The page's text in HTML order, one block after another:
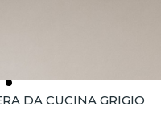
DA CUCINA GRIGIO